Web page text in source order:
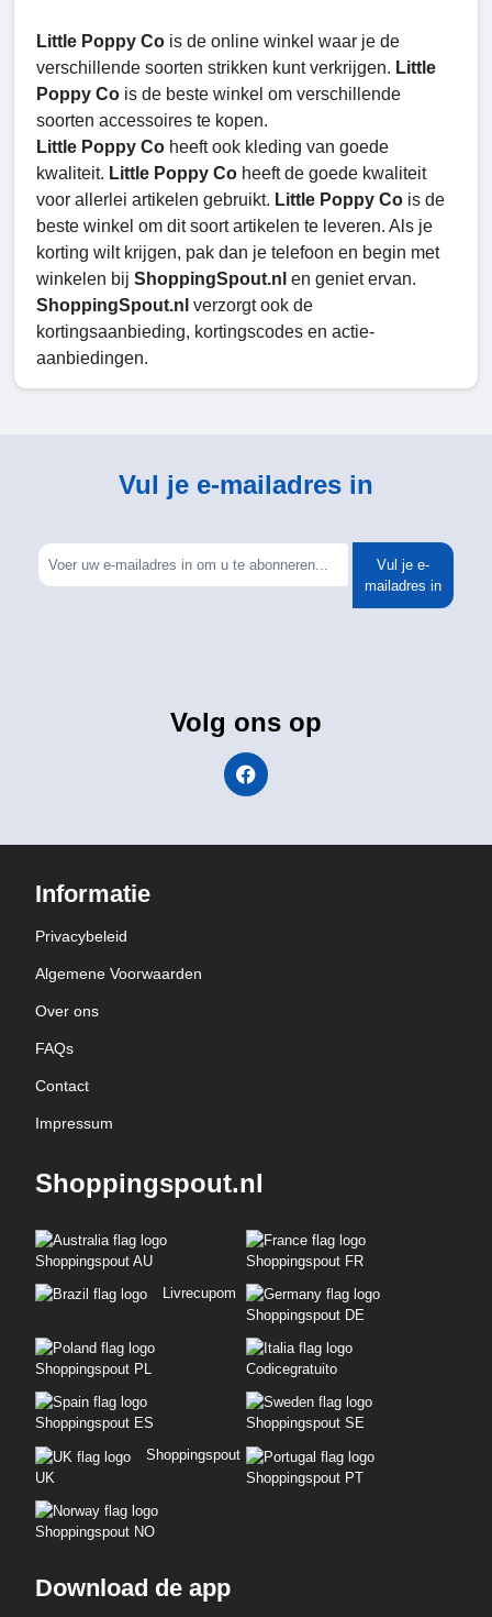
Little Poppy Co is de online winkel waar je de
verschillende soorten strikken kunt verkrijgen. Little
Poppy Co is de beste winkel om verschillende
soorten accessoires te kopen.
Little Poppy Co heeft ook kleding van goede
kwaliteit. Little Poppy Co heeft de goede kwaliteit
voor allerlei artikelen gebruikt. Little Poppy Co is de
beste winkel om dit soort artikelen te leveren. Als je
korting wilt krijgen, pak dan je telefoon en begin met
winkelen bij ShoppingSpout.nl en geniet ervan.
ShoppingSpout.nl verzorgt ook de
kortingsaanbieding, kortingscodes en actie-
aanbiedingen.
Vul je e-mailadres in
Vul je e-
mailadres in
Volg ons op
Informatie
Privacybeleid
Algemene Voorwaarden
Over ons
FAQs
Contact
Impressum
Shoppingspout.nl
Shoppingspout AU
Shoppingspout FR
Livrecupom
Shoppingspout DE
Shoppingspout PL Codicegratuito
Shoppingspout ES
Shoppingspout SE
Shoppingspout
UK
Shoppingspout PT
Shoppingspout NO
Download de app